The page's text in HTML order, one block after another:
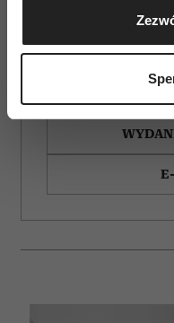
geograficznej z
Identyfikować
(fingerprinting,
dane są przetwarzane
sekcji szczegółów. W
zmienić lub wycofać
Wykorzystujemy pliki
społecznościowym,